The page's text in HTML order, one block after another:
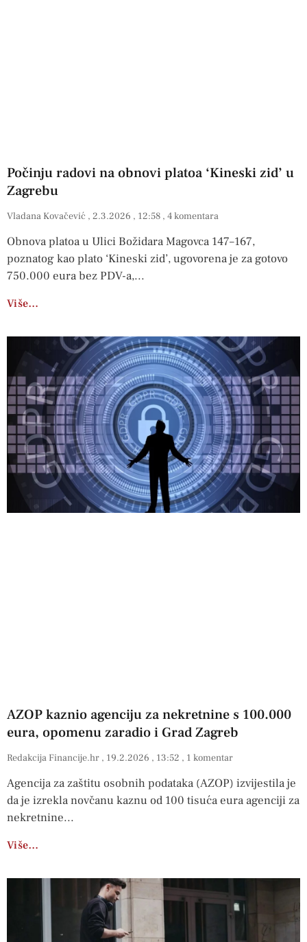
Počinju radovi na obnovi platoa ‘Kineski zid’ u
Zagrebu
Vladana Kovačević 2.3.2026 12:58 4 komentara
Obnova platoa u Ulici Božidara Magovca 147–167,
poznatog kao plato ‘Kineski zid’, ugovorena je za gotovo
750.000 eura bez PDV-a,
Više…
AZOP kaznio agenciju za nekretnine s 100.000
eura, opomenu zaradio i Grad Zagreb
Redakcija Financije.hr 19.2.2026 13:52 1 komentar
Agencija za zaštitu osobnih podataka (AZOP) izvijestila je
da je izrekla novčanu kaznu od 100 tisuća eura agenciji za
nekretnine
Više…